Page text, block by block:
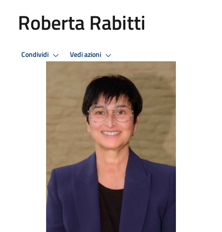
Roberta Rabitti
Condividi Vedi azioni